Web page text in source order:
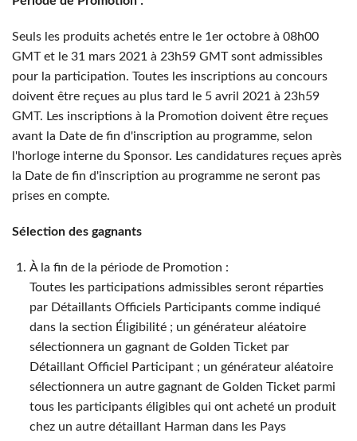
Seuls les produits achetés entre le 1er octobre à 08h00
GMT et le 31 mars 2021 à 23h59 GMT sont admissibles
pour la participation. Toutes les inscriptions au concours
doivent être reçues au plus tard le 5 avril 2021 à 23h59
GMT. Les inscriptions à la Promotion doivent être reçues
avant la Date de fin d'inscription au programme, selon
l'horloge interne du Sponsor. Les candidatures reçues après
la Date de fin d'inscription au programme ne seront pas
prises en compte.
Sélection des gagnants
À la fin de la période de Promotion :
Toutes les participations admissibles seront réparties
par Détaillants Officiels Participants comme indiqué
dans la section Éligibilité ; un générateur aléatoire
sélectionnera un gagnant de Golden Ticket par
Détaillant Officiel Participant ; un générateur aléatoire
sélectionnera un autre gagnant de Golden Ticket parmi
tous les participants éligibles qui ont acheté un produit
chez un autre détaillant Harman dans les Pays